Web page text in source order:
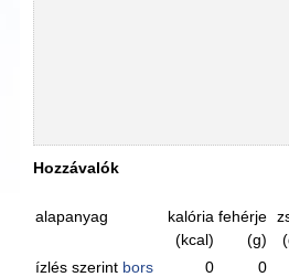
Hozzávalók
alapanyag
kalória
(kcal)
fehérje
(g)
ízlés szerint bors 0 0